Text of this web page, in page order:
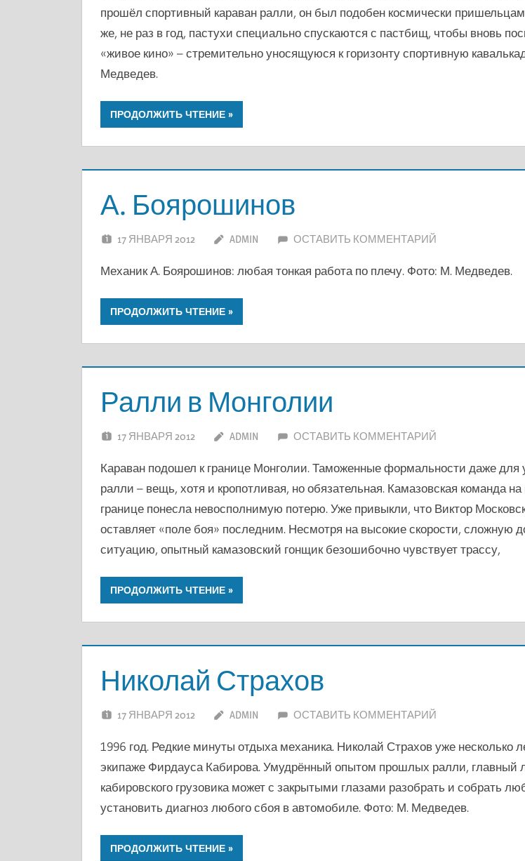
прошёл спортивный караван ралли, он был подобен космически
же, не раз в год, пастухи специально спускаются с пастбищ, чтобы вновь
«живое кино» – стремительно уносящуюся к горизонту спортивную
Медведев.
ПРОДОЛЖИТЬ ЧТЕНИЕ
А. Боярошинов
17 ЯНВАРЯ 2012 ADMIN ОСТАВИТЬ КОММЕНТАРИЙ
Механик А. Боярошинов: любая тонкая работа по плечу. Фото: М. Медведев.
ПРОДОЛЖИТЬ ЧТЕНИЕ
Ралли в Монголии
17 ЯНВАРЯ 2012 ADMIN ОСТАВИТЬ КОММЕНТАРИЙ
Караван подошел к границе Монголии. Таможенные формальности даже для
ралли – вещь, хотя и кропотливая, но обязательная. Камазовская команда на
границе понесла невосполнимую потерю. Уже привыкли, что Виктор
оставляет «поле боя» последним. Несмотря на высокие скорости, сложную
ситуацию, опытный камазовский гонщик безошибочно чувствует трассу,
ПРОДОЛЖИТЬ ЧТЕНИЕ
Николай Страхов
17 ЯНВАРЯ 2012 ADMIN ОСТАВИТЬ КОММЕНТАРИЙ
1996 год. Редкие минуты отдыха механика. Николай Страхов уже несколько
экипаже Фирдауса Кабирова. Умудрённый опытом прошлых ралли, главный
кабировского грузовика может с закрытыми глазами разобрать и собрать
установить диагноз любого сбоя в автомобиле. Фото: М. Медведев.
ПРОДОЛЖИТЬ ЧТЕНИЕ